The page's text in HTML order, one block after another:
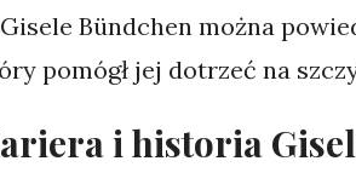
Bündchen można
pomógł jej dotrzeć na
i historia